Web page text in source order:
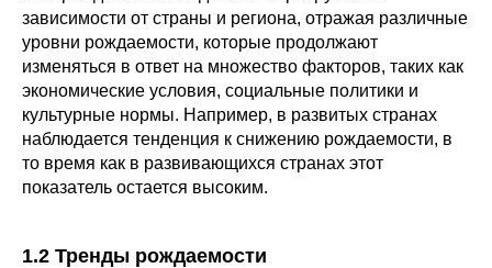
зависимости от страны и региона, отражая различные
уровни рождаемости, которые продолжают
изменяться в ответ на множество факторов, таких как
экономические условия, социальные политики и
культурные нормы. Например, в развитых странах
наблюдается тенденция к снижению рождаемости, в
то время как в развивающихся странах этот
показатель остается высоким.
1.2 Тренды рождаемости